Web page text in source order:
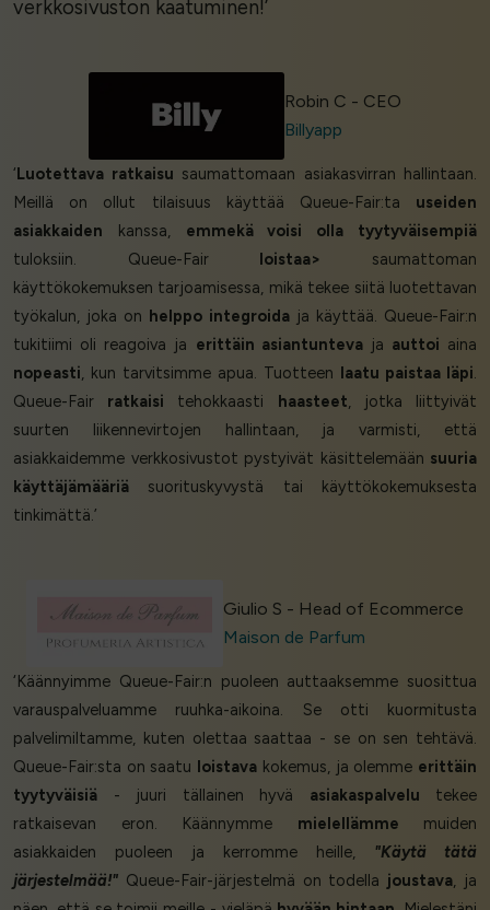
verkkosivuston kaatuminen!’
Robin C - CEO
Billyapp
‘Luotettava ratkaisu saumattomaan asiakasvirran hallintaan.
Meillä on ollut tilaisuus käyttää Queue-Fair:ta useiden
asiakkaiden kanssa, emmekä voisi olla tyytyväisempiä
tuloksiin. Queue-Fair loistaa> saumattoman
käyttökokemuksen tarjoamisessa, mikä tekee siitä luotettavan
työkalun, joka on helppo integroidaja käyttää. Queue-Fair:n
tukitiimi oli reagoiva ja erittäin asiantuntevaja auttoi aina
nopeasti, kun tarvitsimme apua. Tuotteen laatu paistaa läpi.
Queue-Fair ratkaisi tehokkaasti haasteet, jotka liittyivät
suurten liikennevirtojen hallintaan, ja varmisti, että
asiakkaidemme verkkosivustot pystyivät käsittelemään suuria
käyttäjämääriä suorituskyvystä tai käyttökokemuksesta
tinkimättä.’
Giulio S - Head of Ecommerce
Maison de Parfum
‘Käännyimme Queue-Fair:n puoleen auttaaksemme suosittua
varauspalveluamme ruuhka-aikoina. Se otti kuormitusta
palvelimiltamme, kuten olettaa saattaa - se on sen tehtävä.
Queue-Fair:sta on saatu loistava kokemus, ja olemme erittäin
tyytyväisiä - juuri tällainen hyvä asiakaspalvelu tekee
ratkaisevan eron. Käännymme mielellämme muiden
asiakkaiden puoleen ja kerromme heille, "Käytä tätä
järjestelmää!" Queue-Fair-järjestelmä on todella joustava, ja